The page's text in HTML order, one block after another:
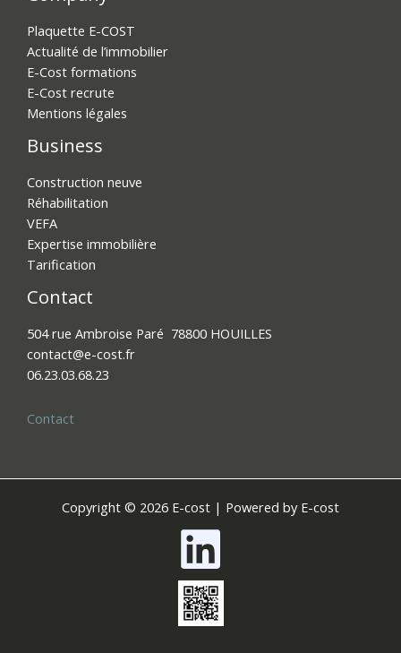
Plaquette E-COST
Actualité de l’immobilier
E-Cost formations
E-Cost recrute
Mentions légales
Business
Construction neuve
Réhabilitation
VEFA
Expertise immobilière
Tarification
Contact
504 rue Ambroise Paré 78800 HOUILLES
contact@e-cost.fr​
06.23.03.68.23
Contact
Copyright © 2026 E-cost | Powered by E-cost